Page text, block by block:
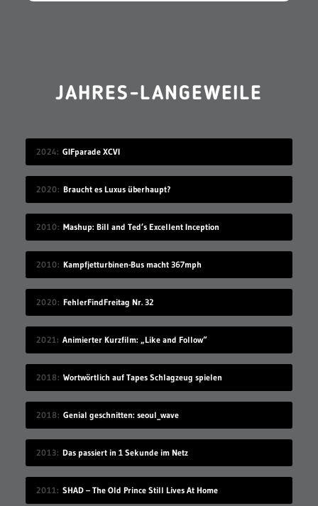
JAHRES-LANGEWEILE
2024 GIFparade XCVI
2020 Braucht es Luxus überhaupt?
2010 Mashup: Bill and Ted’s Excellent Inception
2010 Kampfjetturbinen-Bus macht 367mph
2020 FehlerFindFreitag Nr. 32
2021 Animierter Kurzfilm: „Like and Follow“
2018 Wortwörtlich auf Tapes Schlagzeug spielen
2018 Genial geschnitten: seoul_wave
2013 Das passiert in 1 Sekunde im Netz
2011 SHAD – The Old Prince Still Lives At Home